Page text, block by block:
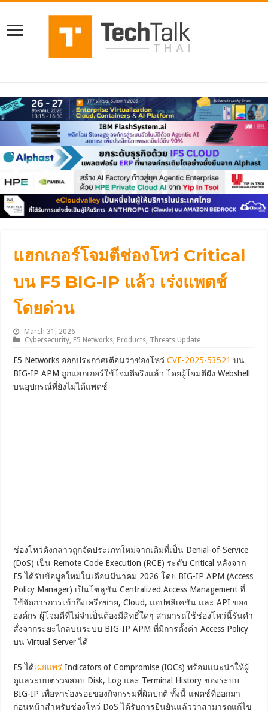
แฮกเกอร์โจมตีช่องโหว่ Critical
บน F5 BIG-IP แล้ว เร่งแพตช์
โดยด่วน
March 31, 2026
Cybersecurity F5 Networks Products Threats Update
F5 Networks ออกประกาศเตือนว่าช่องโหว่CVE-2025-53521 บน
BIG-IP APM ถูกแฮกเกอร์ใช้โจมตีจริงแล้ว โดยผู้โจมตีฝัง Webshell
บนอุปกรณ์ที่ยังไม่ได้แพตช์
ช่องโหว่ดังกล่าวถูกจัดประเภทใหม่จากเดิมที่เป็น Denial-of-Service
(DoS) เป็น Remote Code Execution (RCE) ระดับ Critical หลังจาก
F5 ได้รับข้อมูลใหม่ในเดือนมีนาคม 2026 โดย BIG-IP APM (Access
Policy Manager) เป็นโซลูชัน Centralized Access Management ที่
ใช้จัดการการเข้าถึงเครือข่าย, Cloud, แอปพลิเคชัน และ API ของ
องค์กร ผู้โจมตีที่ไม่จำเป็นต้องมีสิทธิ์ใดๆ สามารถใช้ช่องโหว่นี้รันคำ
สั่งจากระยะไกลบนระบบ BIG-IP APM ที่มีการตั้งค่า Access Policy
บน Virtual Server ได้
F5 ได้เผยแพร่ Indicators of Compromise (IOCs) พร้อมแนะนำให้ผู้
ดูแลระบบตรวจสอบ Disk, Log และ Terminal History ของระบบ
BIG-IP เพื่อหาร่องรอยของกิจกรรมที่ผิดปกติ ทั้งนี้ แพตช์ที่ออกมา
ก่อนหน้าสำหรับช่องโหว่ DoS ได้รับการยืนยันแล้วว่าสามารถแก้ไข